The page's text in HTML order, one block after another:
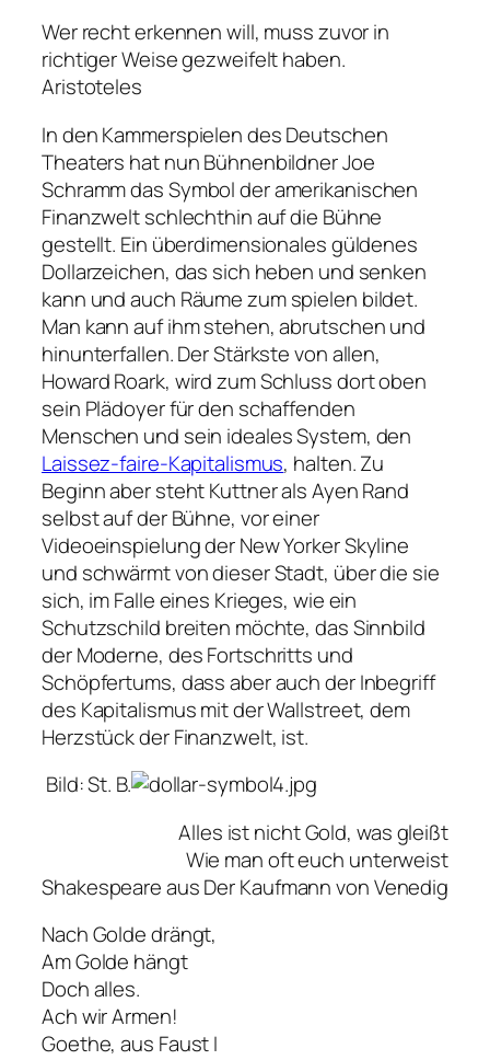
Wer recht erkennen will, muss zuvor in
richtiger Weise gezweifelt haben.
Aristoteles
In den Kammerspielen des Deutschen
Theaters hat nun Bühnenbildner Joe
Schramm das Symbol der amerikanischen
Finanzwelt schlechthin auf die Bühne
gestellt. Ein überdimensionales güldenes
Dollarzeichen, das sich heben und senken
kann und auch Räume zum spielen bildet.
Man kann auf ihm stehen, abrutschen und
hinunterfallen. Der Stärkste von allen,
Howard Roark, wird zum Schluss dort oben
sein Plädoyer für den schaffenden
Menschen und sein ideales System, den
Laissez-faire-Kapitalismus, halten. Zu
Beginn aber steht Kuttner als Ayen Rand
selbst auf der Bühne, vor einer
Videoeinspielung der New Yorker Skyline
und schwärmt von dieser Stadt, über die sie
sich, im Falle eines Krieges, wie ein
Schutzschild breiten möchte, das Sinnbild
der Moderne, des Fortschritts und
Schöpfertums, dass aber auch der Inbegriff
des Kapitalismus mit der Wallstreet, dem
Herzstück der Finanzwelt, ist.
Bild: St. B.
Alles ist nicht Gold, was gleißt
Wie man oft euch unterweist
Shakespeare aus Der Kaufmann von Venedig
Nach Golde drängt,
Am Golde hängt
Doch alles.
Ach wir Armen!
Goethe, aus Faust I